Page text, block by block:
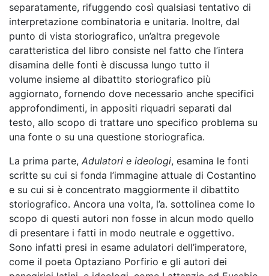
separatamente, rifuggendo così qualsiasi tentativo di
interpretazione combinatoria e unitaria. Inoltre, dal
punto di vista storiografico, un’altra pregevole
caratteristica del libro consiste nel fatto che l’intera
disamina delle fonti è discussa lungo tutto il
volume insieme al dibattito storiografico più
aggiornato, fornendo dove necessario anche specifici
approfondimenti, in appositi riquadri separati dal
testo, allo scopo di trattare uno specifico problema su
una fonte o su una questione storiografica.
La prima parte, Adulatori e ideologi, esamina le fonti
scritte su cui si fonda l’immagine attuale di Costantino
e su cui si è concentrato maggiormente il dibattito
storiografico. Ancora una volta, l’a. sottolinea come lo
scopo di questi autori non fosse in alcun modo quello
di presentare i fatti in modo neutrale e oggettivo.
Sono infatti presi in esame adulatori dell’imperatore,
come il poeta Optaziano Porfirio e gli autori dei